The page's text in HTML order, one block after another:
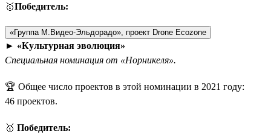
🥇Победитель:
«Группа М.Видео-Эльдорадо», проект Drone Ecozone
► «Культурная эволюция»
Специальная номинация от «Норникеля».
🏆 Общее число проектов в этой номинации в 2021 году:
46 проектов.
🥇 Победитель: